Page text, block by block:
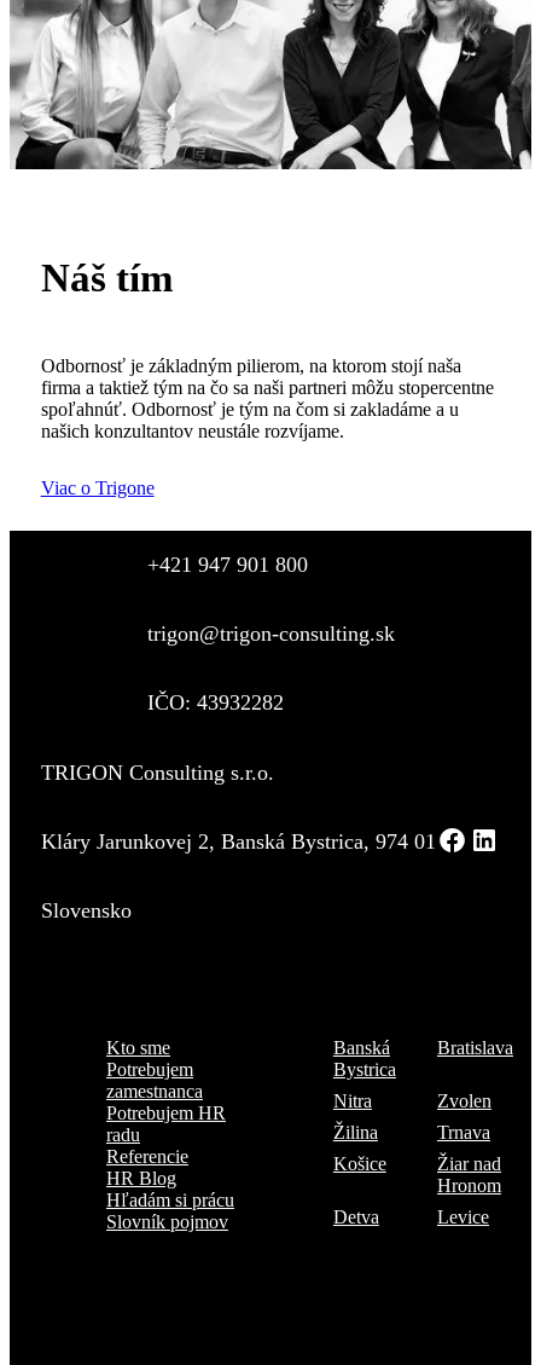
Náš tím
Odbornosť je základným pilierom, na ktorom stojí naša
firma a taktiež tým na čo sa naši partneri môžu stopercentne
spoľahnúť. Odbornosť je tým na čom si zakladáme a u
našich konzultantov neustále rozvíjame.
Viac o Trigone
+421 947 901 800
trigon@trigon-consulting.sk
IČO: 43932282
TRIGON Consulting s.r.o.
Kláry Jarunkovej 2, Banská Bystrica, 974 01
Slovensko
Kto sme
Potrebujem
zamestnanca
Potrebujem HR
radu
Referencie
HR Blog
Hľadám si prácu
Slovník pojmov
Banská
Bystrica
Bratislava
Nitra
Zvolen
Žilina
Trnava
Košice
Žiar nad
Hronom
Detva
Levice